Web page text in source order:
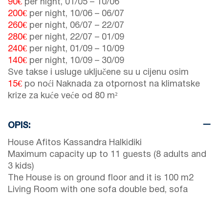
90€ per night, 01/05 – 10/06
200€ per night, 10/06 – 06/07
260€ per night, 06/07 – 22/07
280€ per night, 22/07 – 01/09
240€ per night, 01/09 – 10/09
140€ per night, 10/09 – 30/09
Sve takse i usluge uključene su u cijenu osim
15€ po noći Naknada za otpornost na klimatske
krize za kuće veće od 80 m²
OPIS:
House Afitos Kassandra Halkidiki
Maximum capacity up to 11 guests (8 adults and
3 kids)
The House is on ground floor and it is 100 m2
Living Room with one sofa double bed, sofa